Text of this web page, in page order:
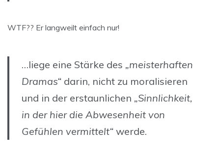
WTF?? Er langweilt einfach nur!
…liege eine Stärke des „meisterhaften
Dramas“ darin, nicht zu moralisieren
und in der erstaunlichen „Sinnlichkeit,
in der hier die Abwesenheit von
Gefühlen vermittelt“ werde.